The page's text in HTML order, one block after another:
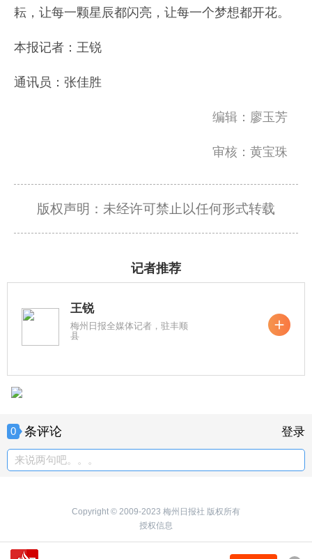
耘，让每一颗星辰都闪亮，让每一个梦想都开花。
本报记者：王锐
通讯员：张佳胜
编辑：廖玉芳
审核：黄宝珠
版权声明：未经许可禁止以任何形式转载
记者推荐
王锐
梅州日报全媒体记者，驻丰顺
县
0 条评论 登录
来说两句吧。。。
Copyright © 2009-2023 梅州日报社 版权所有
授权信息